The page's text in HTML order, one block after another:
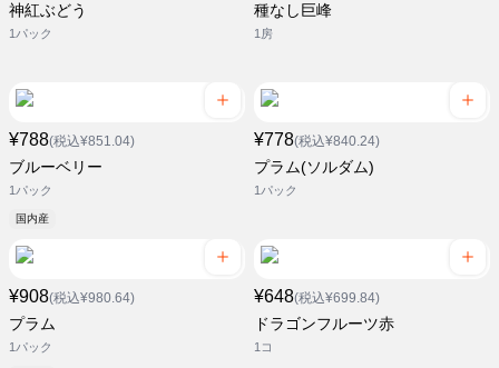
神紅ぶどう
1パック
種なし巨峰
1房
¥788(税込¥851.04)
ブルーベリー
1パック
国内産
¥778(税込¥840.24)
プラム(ソルダム)
1パック
¥908(税込¥980.64)
プラム
1パック
¥648(税込¥699.84)
ドラゴンフルーツ赤
1コ